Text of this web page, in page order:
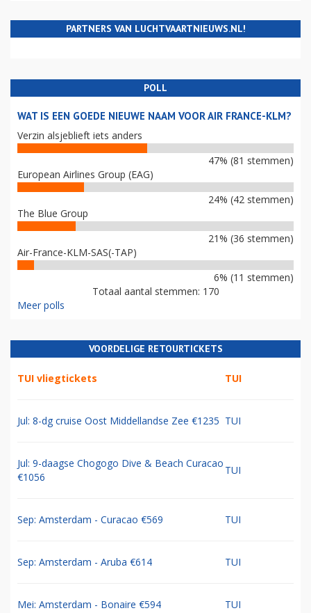
PARTNERS VAN LUCHTVAARTNIEUWS.NL!
POLL
WAT IS EEN GOEDE NIEUWE NAAM VOOR AIR FRANCE-KLM?
Verzin alsjeblieft iets anders
47% (81 stemmen)
European Airlines Group (EAG)
24% (42 stemmen)
The Blue Group
21% (36 stemmen)
Air-France-KLM-SAS(-TAP)
6% (11 stemmen)
Totaal aantal stemmen: 170
Meer polls
VOORDELIGE RETOURTICKETS
TUI vliegtickets TUI
Jul: 8-dg cruise Oost Middellandse Zee €1235 TUI
Jul: 9-daagse Chogogo Dive & Beach Curacao
€1056
TUI
Sep: Amsterdam - Curacao €569 TUI
Sep: Amsterdam - Aruba €614 TUI
Mei: Amsterdam - Bonaire €594 TUI